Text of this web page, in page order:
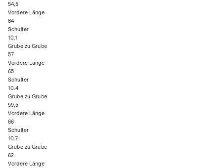
54,5
Vordere Länge
64
Schulter
10.1
Grube zu Grube
57
Vordere Länge
65
Schulter
10.4
Grube zu Grube
59,5
Vordere Länge
66
Schulter
10.7
Grube zu Grube
62
Vordere Länge